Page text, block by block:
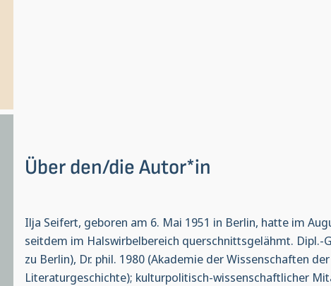
Über den/die Autor*in
Ilja Seifert, geboren am 6. Mai 1951 in Berlin, hatte im
seitdem im Halswirbelbereich querschnittsgelähmt.
zu Berlin), Dr. phil. 1980 (Akademie der Wissenschaften
Literaturgeschichte); kulturpolitisch-wissenschaftlicher